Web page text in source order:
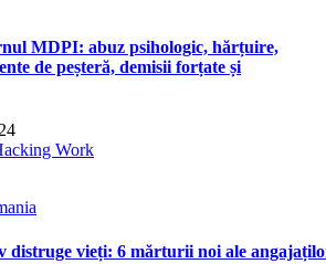
MDPI: abuz psihologic, hărțuire,
de peșteră, demisii forțate și
Work
distruge vieți: 6 mărturii noi ale